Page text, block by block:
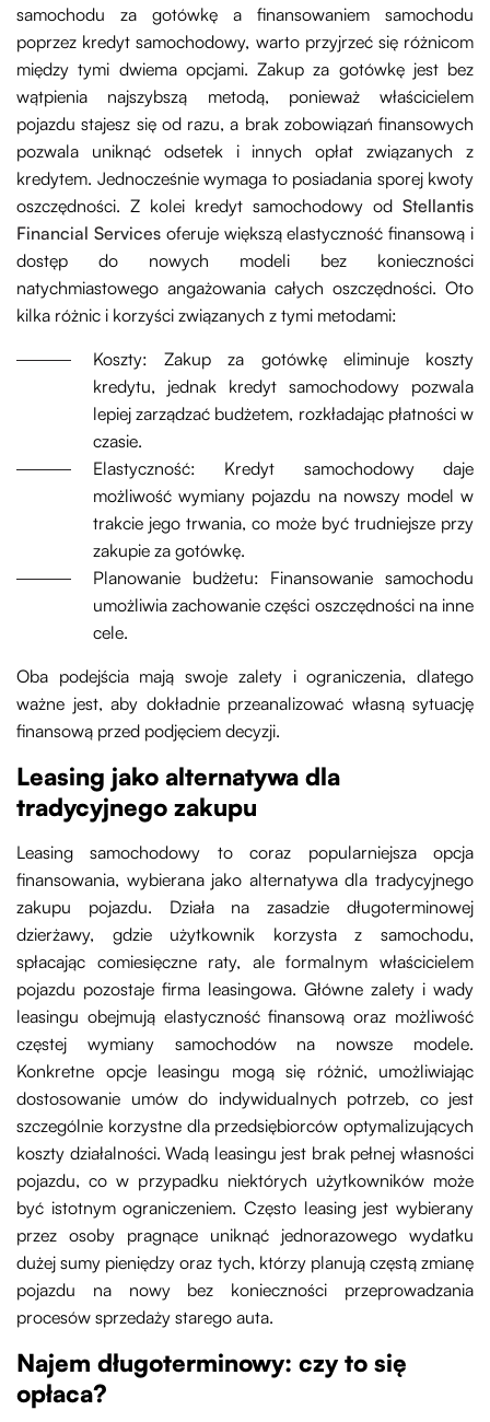
samochodu za gotówkę a finansowaniem samochodu
poprzez kredyt samochodowy, warto przyjrzeć się różnicom
między tymi dwiema opcjami. Zakup za gotówkę jest bez
wątpienia najszybszą metodą, ponieważ właścicielem
pojazdu stajesz się od razu, a brak zobowiązań finansowych
pozwala uniknąć odsetek i innych opłat związanych z
kredytem. Jednocześnie wymaga to posiadania sporej kwoty
oszczędności. Z kolei kredyt samochodowy od Stellantis
Financial Servicesoferuje większą elastyczność finansową i
dostęp do nowych modeli bez konieczności
natychmiastowego angażowania całych oszczędności. Oto
kilka różnic i korzyści związanych z tymi metodami:
Koszty: Zakup za gotówkę eliminuje koszty
kredytu, jednak kredyt samochodowy pozwala
lepiej zarządzać budżetem, rozkładając płatności w
czasie.
Elastyczność: Kredyt samochodowy daje
możliwość wymiany pojazdu na nowszy model w
trakcie jego trwania, co może być trudniejsze przy
zakupie za gotówkę.
Planowanie budżetu: Finansowanie samochodu
umożliwia zachowanie części oszczędności na inne
cele.
Oba podejścia mają swoje zalety i ograniczenia, dlatego
ważne jest, aby dokładnie przeanalizować własną sytuację
finansową przed podjęciem decyzji.
Leasing jako alternatywa dla
tradycyjnego zakupu
Leasing samochodowy to coraz popularniejsza opcja
finansowania, wybierana jako alternatywa dla tradycyjnego
zakupu pojazdu. Działa na zasadzie długoterminowej
dzierżawy, gdzie użytkownik korzysta z samochodu,
spłacając comiesięczne raty, ale formalnym właścicielem
pojazdu pozostaje firma leasingowa. Główne zalety i wady
leasingu obejmują elastyczność finansową oraz możliwość
częstej wymiany samochodów na nowsze modele.
Konkretne opcje leasingu mogą się różnić, umożliwiając
dostosowanie umów do indywidualnych potrzeb, co jest
szczególnie korzystne dla przedsiębiorców optymalizujących
koszty działalności. Wadą leasingu jest brak pełnej własności
pojazdu, co w przypadku niektórych użytkowników może
być istotnym ograniczeniem. Często leasing jest wybierany
przez osoby pragnące uniknąć jednorazowego wydatku
dużej sumy pieniędzy oraz tych, którzy planują częstą zmianę
pojazdu na nowy bez konieczności przeprowadzania
procesów sprzedaży starego auta.
Najem długoterminowy: czy to się
opłaca?